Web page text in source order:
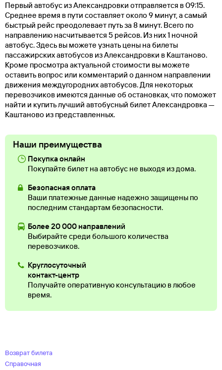
Первый автобус из Александровки отправляется в 09:15.
Среднее время в пути составляет около 9 минут, а самый
быстрый рейс преодолевает путь за 8 минут. Всего по
направлению насчитывается 5 рейсов. Из них 1 ночной
автобус. Здесь вы можете узнать цены на билеты
пассажирских автобусов из Александровки в Каштаново.
Кроме просмотра актуальной стоимости вы можете
оставить вопрос или комментарий о данном направлении
движения междугородних автобусов. Для некоторых
перевозчиков имеются данные об остановках, что поможет
найти и купить лучший автобусный билет Александровка —
Каштаново из представленных.
Наши преимущества
Покупка онлайн
Покупайте билет на автобус не выходя из дома.
Безопасная оплата
Ваши платежные данные надежно защищены по
последним стандартам безопасности.
Более 20 000 направлений
Выбирайте среди большого количества
перевозчиков.
Круглосуточный
контакт-центр
Получайте оперативную консультацию в любое
время.
Возврат билета
Справочная